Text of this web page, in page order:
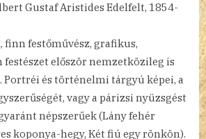
Gustaf Aristides Edelfelt, 1854-
finn festőművész, grafikus,
először nemzetközileg is
Portréi és történelmi tárgyú képei, a
vagy a párizsi nyüzsgést
népszerűek (Lány fehér
koponya-hegy, Két fiú egy rönkön).